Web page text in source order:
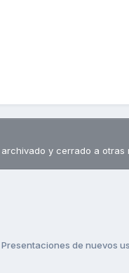
y cerrado a otras
Presentaciones de nuevos